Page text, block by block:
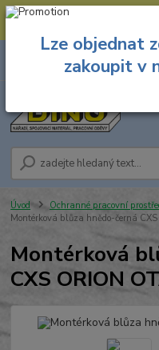
--- Spojovací materiál: 774
8.00 hod. - 16.00 hod.
Úvod Ochranné pracovní
Montérková blůza hnědo-černá
Montérková
CXS ORION
Lze objednat
zakoupit v